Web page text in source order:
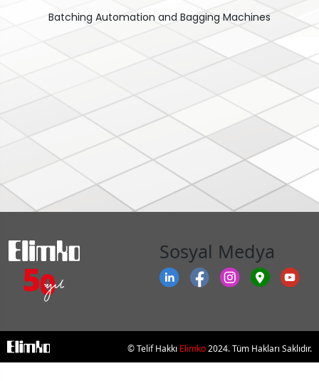
Batching Automation and Bagging Machines
Sosyal Medya
© Telif Hakkı Elimko2024. Tüm Hakları Saklıdır.